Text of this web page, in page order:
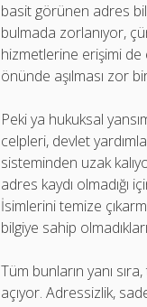
basit görünen adres
bulmada zorlanıyor,
hizmetlerine erişimi de
önünde aşılması zor
Peki ya hukuksal
celpleri, devlet
sisteminden uzak
adres kaydı olmadığı
İsimlerini temize
bilgiye sahip
Tüm bunların yanı
açıyor. Adressizlik,